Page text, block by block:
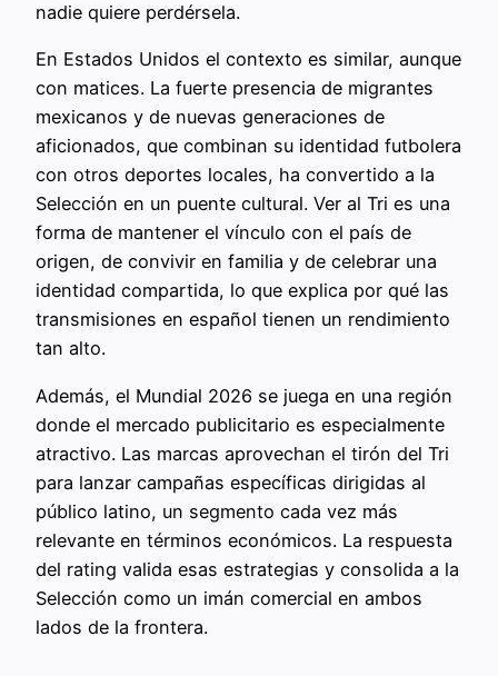
nadie quiere perdérsela.
En Estados Unidos el contexto es similar, aunque
con matices. La fuerte presencia de migrantes
mexicanos y de nuevas generaciones de
aficionados, que combinan su identidad futbolera
con otros deportes locales, ha convertido a la
Selección en un puente cultural. Ver al Tri es una
forma de mantener el vínculo con el país de
origen, de convivir en familia y de celebrar una
identidad compartida, lo que explica por qué las
transmisiones en español tienen un rendimiento
tan alto.
Además, el Mundial 2026 se juega en una región
donde el mercado publicitario es especialmente
atractivo. Las marcas aprovechan el tirón del Tri
para lanzar campañas específicas dirigidas al
público latino, un segmento cada vez más
relevante en términos económicos. La respuesta
del rating valida esas estrategias y consolida a la
Selección como un imán comercial en ambos
lados de la frontera.